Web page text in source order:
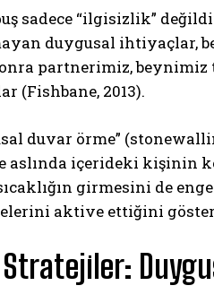
sadece “ilgisizlik”
duygusal ihtiyaçlar,
partnerimiz, beynimiz
(Fishbane, 2013).
duvar örme”
aslında içerideki kişinin
girmesini de
aktive ettiğini